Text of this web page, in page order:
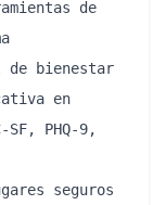
de
de bienestar
en
PHQ-9,
seguros